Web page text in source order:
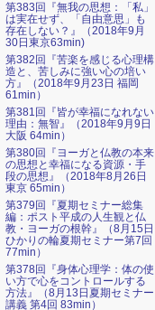
第383回『無我の思想：「私」
は実在せず、「自由意思」も
存在しない？』（2018年9月
30日東京63min)
第382回『苦楽を感じる心理構
造と、苦しみに強い心の培い
方』（2018年9月23日 福岡
61min）
第381回『皆が幸福になれない
理由：無智』（2018年9月9日
大阪 64min）
第380回『ヨーガと仏教の本来
の思想と幸福になる資源・手
段の思想』（2018年8月26日
東京 65min）
第379回『夏期セミナー総集
編：ポスト平成の人生観と仏
教・ヨーガの根幹』（8月15日
ひかりの輪夏期セミナー第7回
77min）
第378回『身体心理学：体の使
い方で心をコントロールする
方法』（8月13日夏期セミナー
講義 第4回 83min）